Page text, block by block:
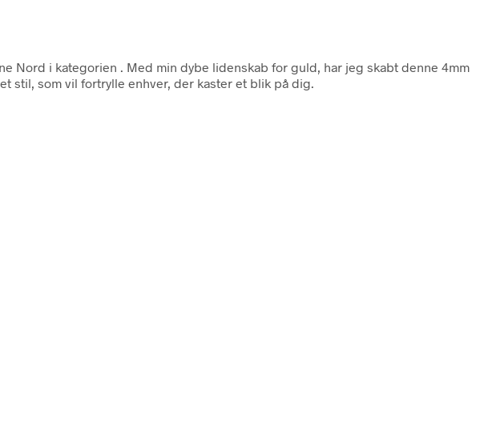
Nord i kategorien
. Med min dybe lidenskab for guld, har jeg skabt denne 4mm
stil, som vil fortrylle enhver, der kaster et blik på dig.